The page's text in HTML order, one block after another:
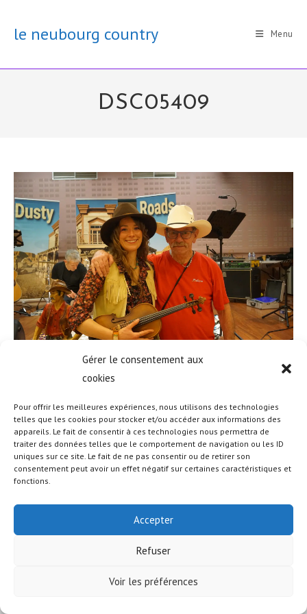
Gérer le consentement aux
cookies
Pour offrir les meilleures expériences, nous utilisons des technologies
telles que les cookies pour stocker et/ou accéder aux informations des
appareils. Le fait de consentir à ces technologies nous permettra de
traiter des données telles que le comportement de navigation ou les ID
uniques sur ce site. Le fait de ne pas consentir ou de retirer son
consentement peut avoir un effet négatif sur certaines caractéristiques et
fonctions.
Accepter
Refuser
Voir les préférences
contentle neubourg country Menu
DSC05409
© COPYRIGHT - OCEANWP THEME BY NICK